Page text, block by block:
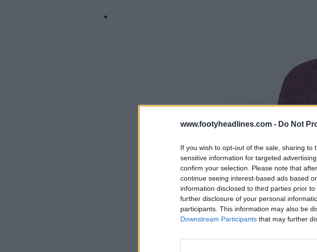
www.footyheadlines.com - Do Not
If you wish to opt-out of the sale, sharing
sensitive information for targeted
confirm your selection. Please note that
continue seeing interest-based ads based
information disclosed to third parties prior
further disclosure of your personal
participants. This information may also be
Downstream Participants that may further